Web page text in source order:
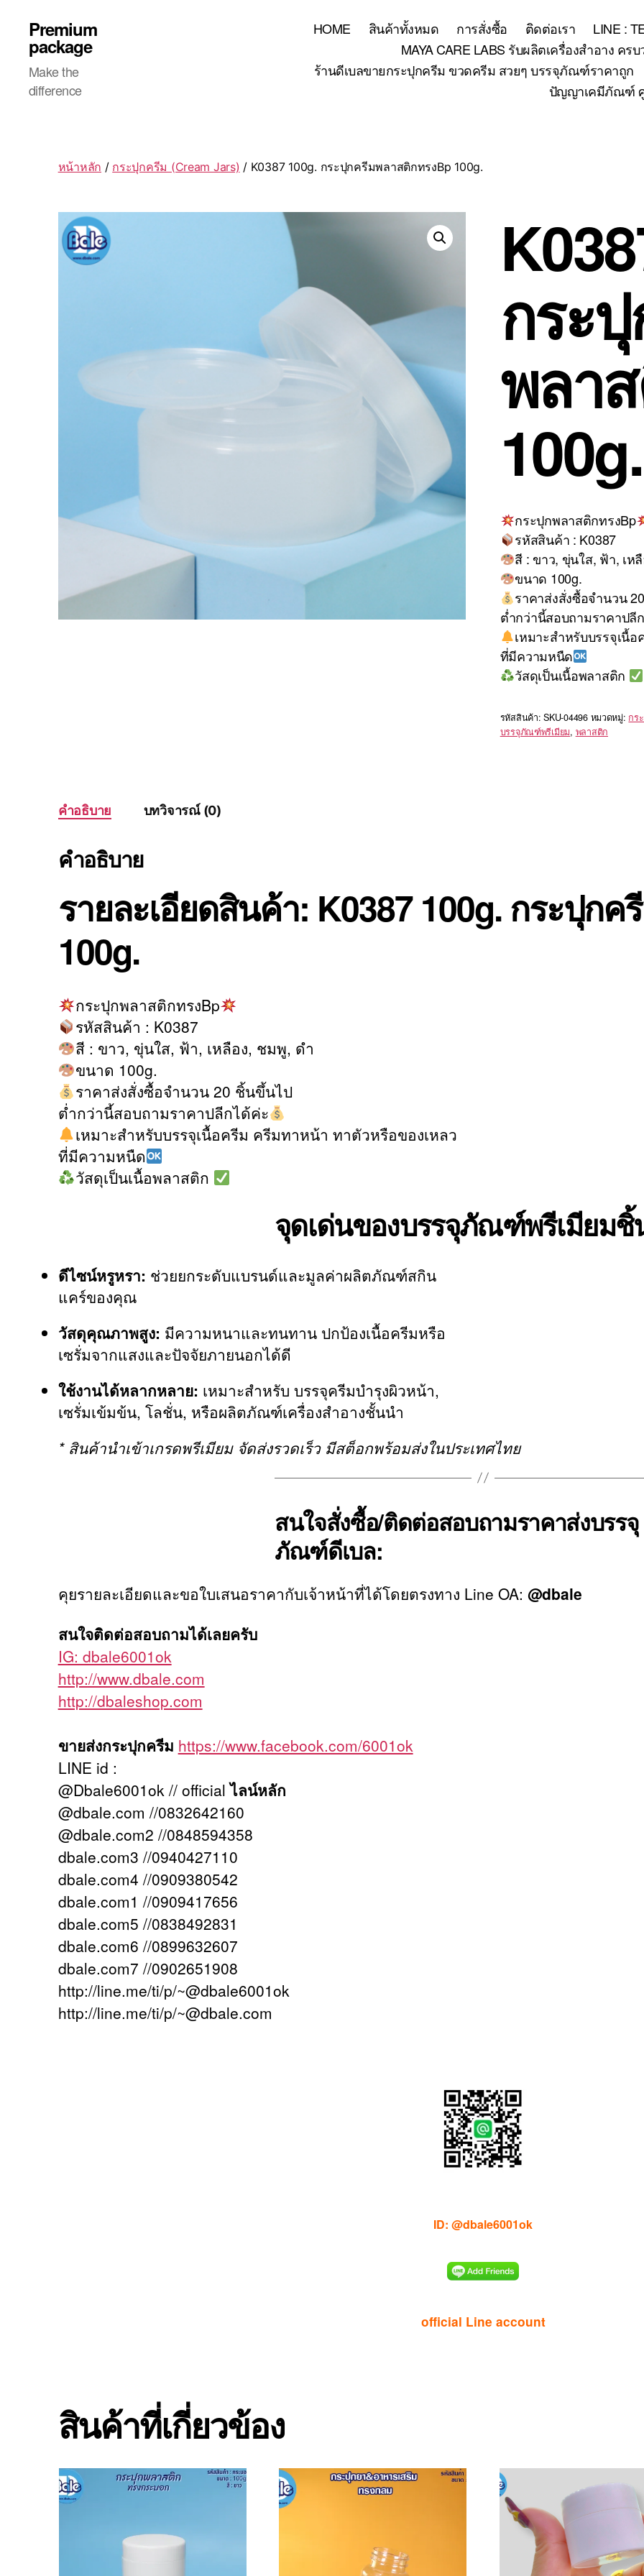
Premium
package
Make the
difference
HOME สินค้าทั้งหมด การสั่งซื้อ ติดต่อเรา
LINE :
MAYA CARE LABS รับผลิตเครื่องสำอาง ค
ร้านดีเบลขายกระปุกครีม ขวดครีม สวยๆ บรรจุภัณฑ์ราคาถูก
ปัญญาเคมีภัณฑ์ ศู
หน้าหลัก / กระปุกครีม (Cream Jars) / K0387 100g. กระปุกครีมพลาสติกทรงBp 100g.
กระ
พลา
100g.
กระปุกพลาสติกทรงBp
รหัสสินค้า : K0387
สี : ขาว, ขุ่นใส, ฟ้า, เห
ขนาด 100g.
ราคาส่งสั่งซื้อจำนวน
ต่ำกว่านี้สอบถามราคาปลี
เหมาะสำหรับบรรจุเนื้
ที่มีความหนืด
วัสดุเป็นเนื้อพลาสติก
รหัสสินค้า:SKU-04496 หมวดหมู่: กร
บรรจุภัณฑ์พรีเมียม, พลาสติก
คำอธิบาย บทวิจารณ์ (0)
คำอธิบาย
รายละเอียดสินค้า: K0387 100g. กระปุก
100g.
กระปุกพลาสติกทรงBp
รหัสสินค้า : K0387
สี : ขาว, ขุ่นใส, ฟ้า, เหลือง, ชมพู, ดำ
ขนาด 100g.
ราคาส่งสั่งซื้อจำนวน 20 ชิ้นขึ้นไป
ต่ำกว่านี้สอบถามราคาปลีกได้ค่ะ
เหมาะสำหรับบรรจุเนื้อครีม ครีมทาหน้า ทาตัวหรือของเหลว
ที่มีความหนืด
วัสดุเป็นเนื้อพลาสติก
จุดเด่นของบรรจุภัณฑ์พรีเมียม
ดีไซน์หรูหรา: ช่วยยกระดับแบรนด์และมูลค่าผลิตภัณฑ์สกิน
แคร์ของคุณ
วัสดุคุณภาพสูง: มีความหนาและทนทาน ปกป้องเนื้อครีมหรือ
เซรั่มจากแสงและปัจจัยภายนอกได้ดี
ใช้งานได้หลากหลาย: เหมาะสำหรับ บรรจุครีมบำรุงผิวหน้า,
เซรั่มเข้มข้น, โลชั่น, หรือผลิตภัณฑ์เครื่องสำอางชั้นนำ
* สินค้านำเข้าเกรดพรีเมียม จัดส่งรวดเร็ว มีสต็อกพร้อมส่งในประเทศไทย
สนใจสั่งซื้อ/ติดต่อสอบถามราคาส่งบรรจุ
ภัณฑ์ดีเบล:
คุยรายละเอียดและขอใบเสนอราคากับเจ้าหน้าที่ได้โดยตรงทาง Line OA: @dbale
สนใจติดต่อสอบถามได้เลยครับ
IG: dbale6001ok
http://www.dbale.com
http://dbaleshop.com
ขายส่งกระปุกครีม https://www.facebook.com/6001ok
LINE id :
@Dbale6001ok // officialไลน์หลัก
@dbale.com //0832642160
@dbale.com2 //0848594358
dbale.com3 //0940427110
dbale.com4 //0909380542
dbale.com1 //0909417656
dbale.com5 //0838492831
dbale.com6 //0899632607
dbale.com7 //0902651908
http://line.me/ti/p/~@dbale6001ok
http://line.me/ti/p/~@dbale.com
ID: @dbale6001ok
official Line account
สินค้าที่เกี่ยวข้อง